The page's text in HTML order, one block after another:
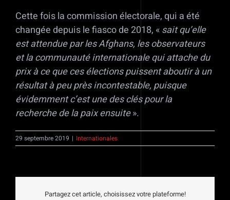
Cette fois la commission électorale, qui a été
changée depuis le fiasco de 2018, «sait qu’elle
est attendue par les Afghans, les observateurs
et la communauté internationale qui attache du
prix à ce que ces élections puissent aboutir à un
résultat à peu près incontestable, puisque
évidemment c’est une des clés pour la
recherche de la paix ensuite».
29 septembre 2019 | Internationales
Partagez cet article, choisissez votre plateforme!